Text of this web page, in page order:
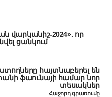
վարկանիշ-2024». որ
ցանկում
հայտնաբերել են
ֆաունայի համար նոր
տեսակներ
Հաջորդ գրառումը